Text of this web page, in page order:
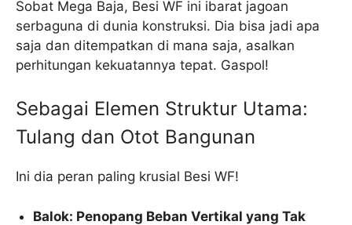
Sobat Mega Baja, Besi WF ini ibarat jagoan
serbaguna di dunia konstruksi. Dia bisa jadi apa
saja dan ditempatkan di mana saja, asalkan
perhitungan kekuatannya tepat. Gaspol!
Sebagai Elemen Struktur Utama:
Tulang dan Otot Bangunan
Ini dia peran paling krusial Besi WF!
Balok: Penopang Beban Vertikal yang Tak